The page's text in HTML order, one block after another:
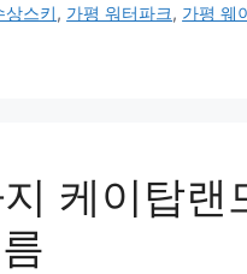
상스키, 가평 워터파크, 가평 웨
케이탑랜